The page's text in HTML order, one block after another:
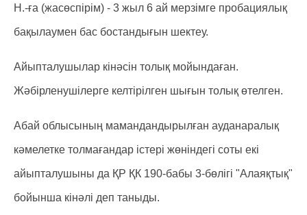
Н.-ға (жасөспірім) - 3 жыл 6 ай мерзімге пробациялық
бақылаумен бас бостандығын шектеу.
Айыпталушылар кінәсін толық мойындаған.
Жәбірленушілерге келтірілген шығын толық өтелген.
Абай облысының мамандандырылған ауданаралық
кәмелетке толмағандар істері жөніндегі соты екі
айыпталушыны да ҚР ҚК 190-бабы 3-бөлігі "Алаяқтық"
бойынша кінәлі деп таныды.